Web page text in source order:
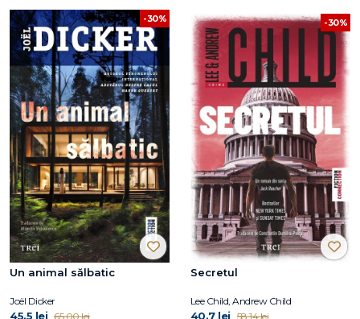
-30%
Un animal sălbatic
Joël Dicker
45.5 lei 65.00 lei
-30%
Secretul
Lee Child, Andrew Child
40.7 lei 58.14 lei